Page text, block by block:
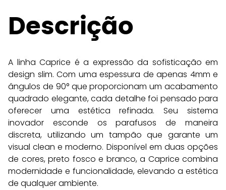
Descrição
A linha Caprice é a expressão da sofisticação em
design slim. Com uma espessura de apenas 4mm e
ângulos de 90° que proporcionam um acabamento
quadrado elegante, cada detalhe foi pensado para
oferecer uma estética refinada. Seu sistema
inovador esconde os parafusos de maneira
discreta, utilizando um tampão que garante um
visual clean e moderno. Disponível em duas opções
de cores, preto fosco e branco, a Caprice combina
modernidade e funcionalidade, elevando a estética
de qualquer ambiente.